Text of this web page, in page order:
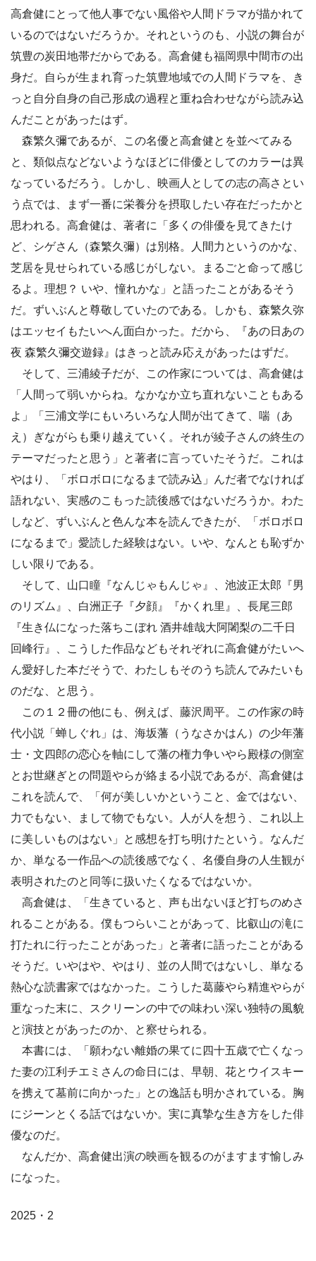
高倉健にとって他人事でない風俗や人間ドラマが描かれて
いるのではないだろうか。それというのも、小説の舞台が
筑豊の炭田地帯だからである。高倉健も福岡県中間市の出
身だ。自らが生まれ育った筑豊地域での人間ドラマを、き
っと自分自身の自己形成の過程と重ね合わせながら読み込
んだことがあったはず。
森繁久彌であるが、この名優と高倉健とを並べてみる
と、類似点などないようなほどに俳優としてのカラーは異
なっているだろう。しかし、映画人としての志の高さとい
う点では、まず一番に栄養分を摂取したい存在だったかと
思われる。高倉健は、著者に「多くの俳優を見てきたけ
ど、シゲさん（森繁久彌）は別格。人間力というのかな、
芝居を見せられている感じがしない。まるごと命って感じ
るよ。理想？ いや、憧れかな」と語ったことがあるそう
だ。ずいぶんと尊敬していたのである。しかも、森繁久弥
はエッセイもたいへん面白かった。だから、『あの日あの
夜 森繁久彌交遊録』はきっと読み応えがあったはずだ。
そして、三浦綾子だが、この作家については、高倉健は
「人間って弱いからね。なかなか立ち直れないこともある
よ」「三浦文学にもいろいろな人間が出てきて、喘（あ
え）ぎながらも乗り越えていく。それが綾子さんの終生の
テーマだったと思う」と著者に言っていたそうだ。これは
やはり、「ボロボロになるまで読み込」んだ者でなければ
語れない、実感のこもった読後感ではないだろうか。わた
しなど、ずいぶんと色んな本を読んできたが、「ボロボロ
になるまで」愛読した経験はない。いや、なんとも恥ずか
しい限りである。
そして、山口瞳『なんじゃもんじゃ』、池波正太郎『男
のリズム』、白洲正子『夕顔』『かくれ里』、長尾三郎
『生き仏になった落ちこぼれ 酒井雄哉大阿闍梨の二千日
回峰行』、こうした作品などもそれぞれに高倉健がたいへ
ん愛好した本だそうで、わたしもそのうち読んでみたいも
のだな、と思う。
この１２冊の他にも、例えば、藤沢周平。この作家の時
代小説「蝉しぐれ」は、海坂藩（うなさかはん）の少年藩
士・文四郎の恋心を軸にして藩の権力争いやら殿様の側室
とお世継ぎとの問題やらが絡まる小説であるが、高倉健は
これを読んで、「何が美しいかということ、金ではない、
力でもない、まして物でもない。人が人を想う、これ以上
に美しいものはない」と感想を打ち明けたという。なんだ
か、単なる一作品への読後感でなく、名優自身の人生観が
表明されたのと同等に扱いたくなるではないか。
高倉健は、「生きていると、声も出ないほど打ちのめさ
れることがある。僕もつらいことがあって、比叡山の滝に
打たれに行ったことがあった」と著者に語ったことがある
そうだ。いやはや、やはり、並の人間ではないし、単なる
熱心な読書家ではなかった。こうした葛藤やら精進やらが
重なった末に、スクリーンの中での味わい深い独特の風貌
と演技とがあったのか、と察せられる。
本書には、「願わない離婚の果てに四十五歳で亡くなっ
た妻の江利チエミさんの命日には、早朝、花とウイスキー
を携えて墓前に向かった」との逸話も明かされている。胸
にジーンとくる話ではないか。実に真摯な生き方をした俳
優なのだ。
なんだか、高倉健出演の映画を観るのがますます愉しみ
になった。
2025・2